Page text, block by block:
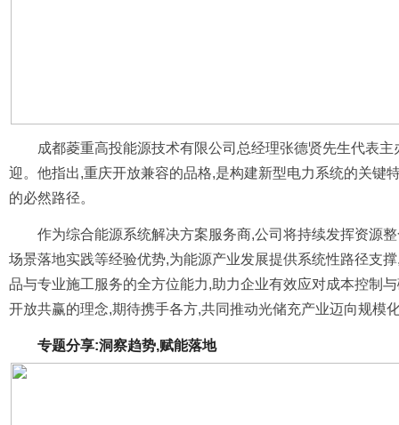
成都菱重高投能源技术有限公司总经理张德贤先生代表
迎。他指出,重庆开放兼容的品格,是构建新型电力系统的关键
的必然路径。
作为综合能源系统解决方案服务商,公司将持续发挥资源
场景落地实践等经验优势,为能源产业发展提供系统性路径支
品与专业施工服务的全方位能力,助力企业有效应对成本控制
开放共赢的理念,期待携手各方,共同推动光储充产业迈向规模
专题分享:洞察趋势,赋能落地